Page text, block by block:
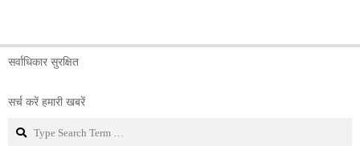
सर्वाधिकार सुरक्षित
सर्च करें हमारी खबरें